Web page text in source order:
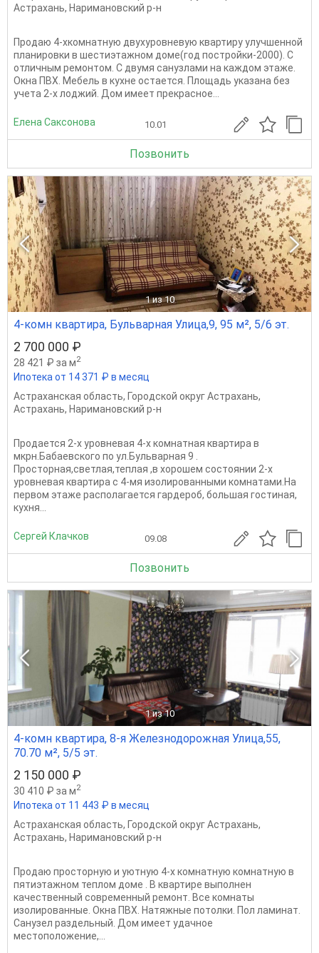
Астрахань, Наримановский р-н
Продаю 4-хкомнатную двухуровневую квартиру улучшенной
планировки в шестиэтажном доме(год постройки-2000). С
отличным ремонтом. С двумя санузлами на каждом этаже.
Окна ПВХ. Мебель в кухне остается. Площадь указана без
учета 2-х лоджий. Дом имеет прекрасное...
Елена Саксонова 10.01
Позвонить
1 из 10
4-комн квартира, Бульварная Улица,9, 95 м², 5/6 эт.
2 700 000 ₽
28 421 ₽ за м2
Ипотека от 14 371 ₽ в месяц
Астраханская область, Городской округ Астрахань,
Астрахань, Наримановский р-н
Продается 2-х уровневая 4-х комнатная квартира в
мкрн.Бабаевского по ул.Бульварная 9 .
Просторная,светлая,теплая ,в хорошем состоянии 2-х
уровневая квартира с 4-мя изолированными комнатами.На
первом этаже располагается гардероб, большая гостиная,
кухня...
Сергей Клачков 09.08
Позвонить
1 из 10
4-комн квартира, 8-я Железнодорожная Улица,55,
70.70 м², 5/5 эт.
2 150 000 ₽
30 410 ₽ за м2
Ипотека от 11 443 ₽ в месяц
Астраханская область, Городской округ Астрахань,
Астрахань, Наримановский р-н
Продаю просторную и уютную 4-х комнатную комнатную в
пятиэтажном теплом доме . В квартире выполнен
качественный современный ремонт. Все комнаты
изолированные. Окна ПВХ. Натяжные потолки. Пол ламинат.
Санузел раздельный. Дом имеет удачное
местоположение,...